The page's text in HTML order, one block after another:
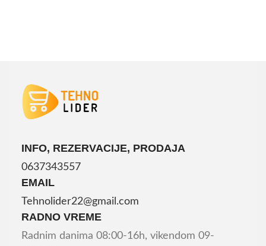
INFO, REZERVACIJE, PRODAJA
0637343557
EMAIL
Tehnolider22@gmail.com
RADNO VREME
Radnim danima 08:00-16h, vikendom 09-